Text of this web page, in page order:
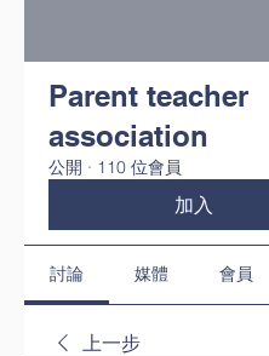
Parent teacher
association
公開 · 110 位會員
加入
討論 媒體 會員
上一步